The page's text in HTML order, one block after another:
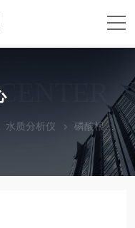
水质分析仪 磷酸根